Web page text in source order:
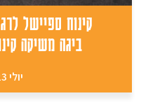
קינוח ספיישל
ביגה משיקה
יולי 2023